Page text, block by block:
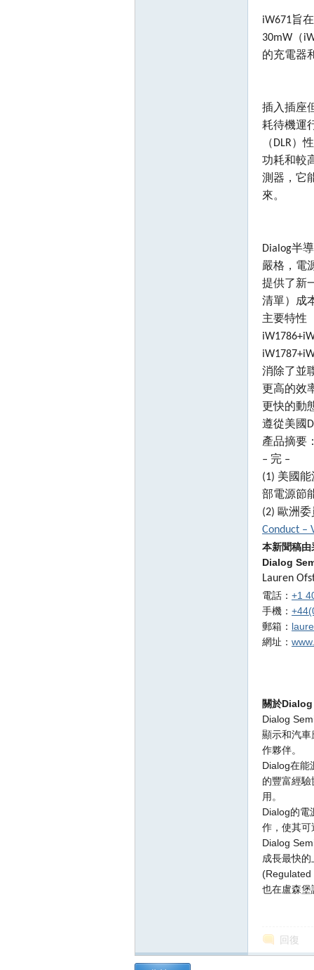
iW671旨
30mW（
的充電器
插入插座
耗待機運
（DLR
功耗和較
測器，它
來。
Dialog半
嚴格，電
提供了新
清單）成
主要特性
消除了並
更高的效
更快的動
遵從美國
產品摘要
‒ 完 ‒
(1) 美國能
部電源節
(2) 歐洲
Conduct –
本新聞稿由
Dialog
Lauren
電話： +1
手機：
郵箱：
網址：
關於
Dialog
顯示和汽車
作夥伴。
Dialog在能
的豐富經
用。
Dialog的電
作，使其可
Dialog
成長最快
(Regulated
也在盧森
回復